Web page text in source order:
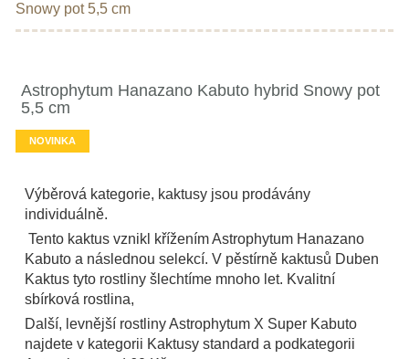
Snowy pot 5,5 cm
Astrophytum Hanazano Kabuto hybrid Snowy pot
5,5 cm
NOVINKA
Výběrová kategorie, kaktusy jsou prodávány
individuálně.
Tento kaktus vznikl křížením Astrophytum Hanazano
Kabuto a následnou selekcí. V pěstírně kaktusů Duben
Kaktus tyto rostliny šlechtíme mnoho let. Kvalitní
sbírková rostlina,
Další, levnější rostliny Astrophytum X Super Kabuto
najdete v kategorii Kaktusy standard a podkategorii